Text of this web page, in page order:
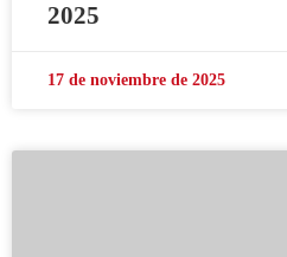
2025
17 de noviembre de 2025